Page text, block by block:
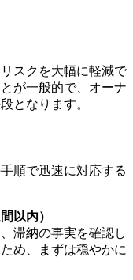
スクを大幅に軽減で
が一般的で、オーナ
となります。
順で迅速に対応する
以内）
滞納の事実を確認し
め、まずは穏やかに